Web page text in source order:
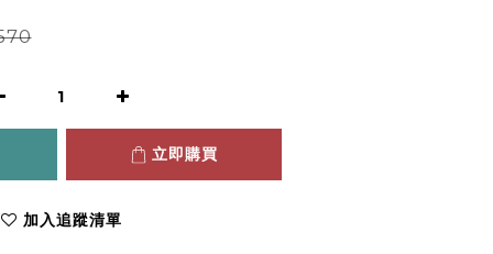
立即購買
加入追蹤清單